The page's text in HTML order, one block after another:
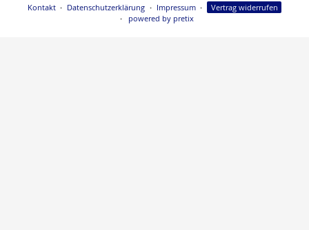
Kontakt Datenschutzerklärung Impressum
Vertrag widerrufen
powered by pretix